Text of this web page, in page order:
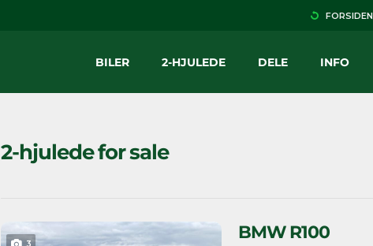
FORSIDEN
BILER 2-HJULEDE DELE INFO
2-hjulede for sale
3
BMW R100